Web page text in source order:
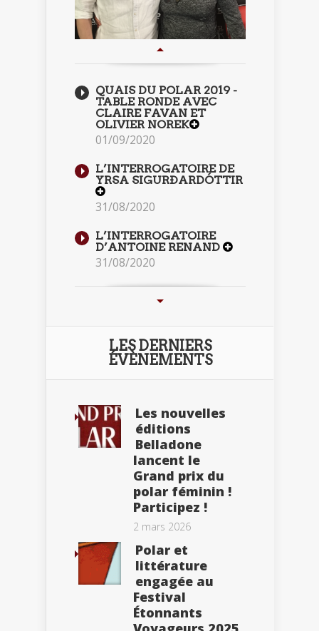
QUAIS DU POLAR 2019 -
TABLE RONDE AVEC
CLAIRE FAVAN ET
OLIVIER NOREK
01/09/2020
L’INTERROGATOIRE DE
YRSA SIGURÐARDÓTTIR
31/08/2020
L’INTERROGATOIRE
D’ANTOINE RENAND
31/08/2020
LES DERNIERS
ÉVÈNEMENTS
Les nouvelles
éditions
Belladone
lancent le
Grand prix du
polar féminin !
Participez !
2 mars 2026
Polar et
littérature
engagée au
Festival
Étonnants